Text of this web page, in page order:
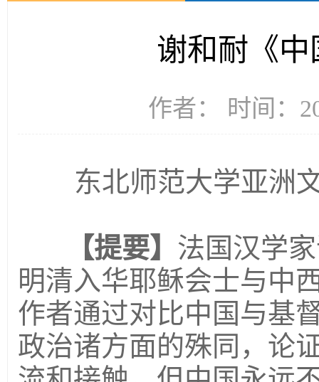
谢和耐《
作者： 时间：
东北师范大学亚洲
【提要】 法国汉学
明清入华耶稣会士与中
作者通过对比中国与基
政治诸方面的殊同，论